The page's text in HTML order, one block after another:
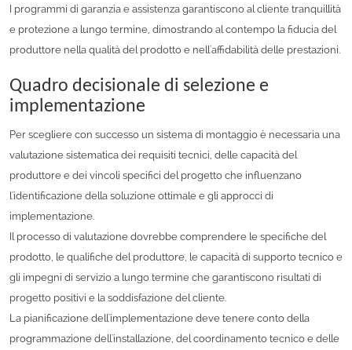
I programmi di garanzia e assistenza garantiscono al cliente tranquillità
e protezione a lungo termine, dimostrando al contempo la fiducia del
produttore nella qualità del prodotto e nell'affidabilità delle prestazioni.
Quadro decisionale di selezione e
implementazione
Per scegliere con successo un sistema di montaggio è necessaria una
valutazione sistematica dei requisiti tecnici, delle capacità del
produttore e dei vincoli specifici del progetto che influenzano
l'identificazione della soluzione ottimale e gli approcci di
implementazione.
Il processo di valutazione dovrebbe comprendere le specifiche del
prodotto, le qualifiche del produttore, le capacità di supporto tecnico e
gli impegni di servizio a lungo termine che garantiscono risultati di
progetto positivi e la soddisfazione del cliente.
La pianificazione dell'implementazione deve tenere conto della
programmazione dell'installazione, del coordinamento tecnico e delle